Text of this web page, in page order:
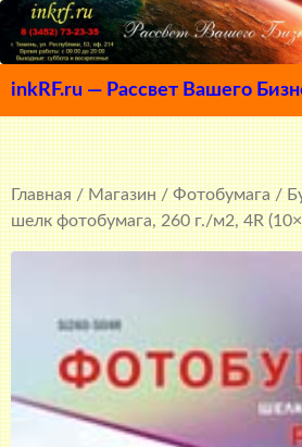
inkRF.ru — Рассвет Вашего
К
СОДЕРЖИМОМУ
Главная/Магазин/Фотобумага/
шелк фотобумага, 260 г./м2, 4R